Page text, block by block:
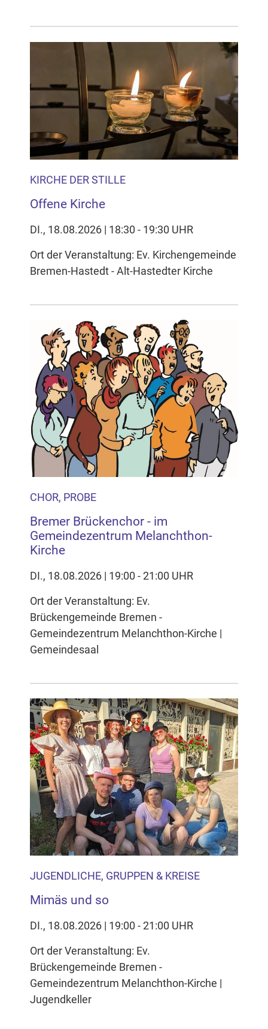
KIRCHE DER STILLE
Offene Kirche
DI., 18.08.2026 | 18:30 - 19:30 UHR
Ort der Veranstaltung: Ev. Kirchengemeinde
Bremen-Hastedt - Alt-Hastedter Kirche
CHOR, PROBE
Bremer Brückenchor - im
Gemeindezentrum Melanchthon-
Kirche
DI., 18.08.2026 | 19:00 - 21:00 UHR
Ort der Veranstaltung: Ev.
Brückengemeinde Bremen -
Gemeindezentrum Melanchthon-Kirche |
Gemeindesaal
JUGENDLICHE, GRUPPEN & KREISE
Mimäs und so
DI., 18.08.2026 | 19:00 - 21:00 UHR
Ort der Veranstaltung: Ev.
Brückengemeinde Bremen -
Gemeindezentrum Melanchthon-Kirche |
Jugendkeller